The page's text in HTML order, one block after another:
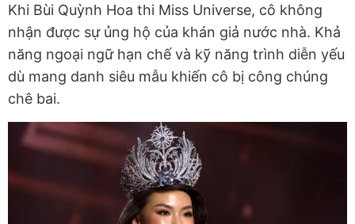
Khi Bùi Quỳnh Hoa thi Miss Universe, cô không
nhận được sự ủng hộ của khán giả nước nhà. Khả
năng ngoại ngữ hạn chế và kỹ năng trình diễn yếu
dù mang danh siêu mẫu khiến cô bị công chúng
chê bai.